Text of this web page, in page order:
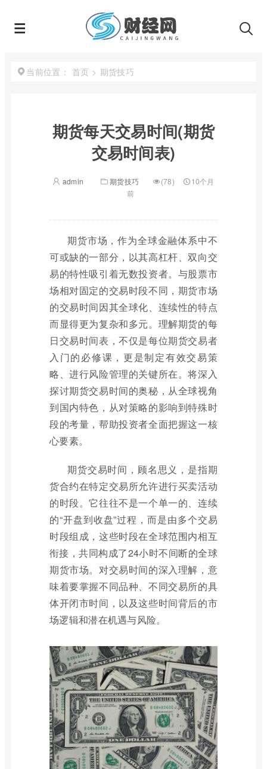
当前位置： 首页 > 期货技巧
期货每天交易时间(期货
交易时间表)
admin 期货技巧 (78)
10个月
前
期货市场，作为全球金融体系中不
可或缺的一部分，以其高杠杆、双向交
易的特性吸引着无数投资者。与股票市
场相对固定的交易时段不同，期货市场
的交易时间因其全球化、连续性的特点
而显得更为复杂和多元。理解期货的每
日交易时间表，不仅是每位期货交易者
入门的必修课，更是制定有效交易策
略、进行风险管理的关键所在。将深入
探讨期货交易时间的奥秘，从全球视角
到国内特色，从对策略的影响到特殊时
段的考量，帮助投资者全面把握这一核
心要素。
期货交易时间，顾名思义，是指期
货合约在特定交易所允许进行买卖活动
的时段。它往往不是一个单一的、连续
的“开盘到收盘”过程，而是由多个交易
时段组成，这些时段在全球范围内相互
衔接，共同构成了24小时不间断的全球
期货市场。对交易时间的深入理解，意
味着要掌握不同品种、不同交易所的具
体开闭市时间，以及这些时间背后的市
场逻辑和潜在机遇与风险。